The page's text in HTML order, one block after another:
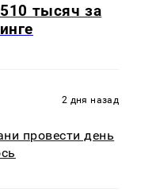
тысяч за
2 дня назад
провести день